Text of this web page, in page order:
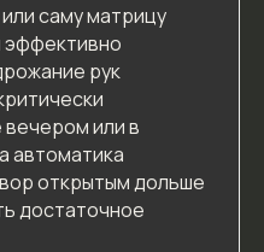
саму матрицу
эффективно
рук
или в
автоматика
открытым дольше
достаточное